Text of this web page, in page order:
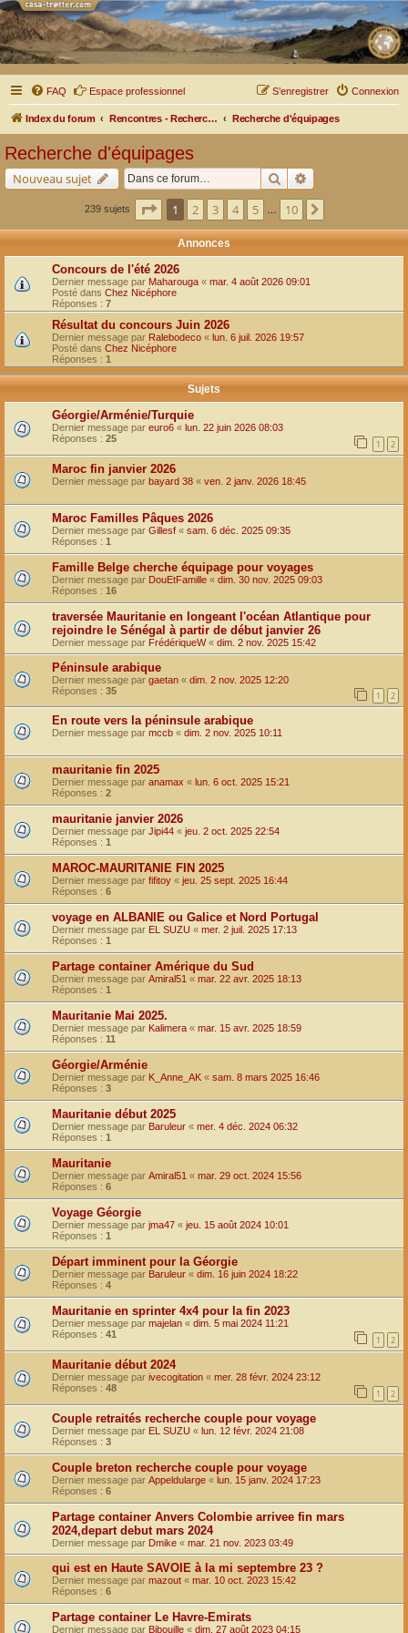
FAQ Espace professionnel Connexion
S’enregistrer
Index du forum Rencontres - Recherche d'équipages Recherche d'équipages
Recherche d'équipages
Nouveau sujet Rechercher
239 sujets Page sur10
1 2 3 4 5 10
Annonces
Concours de l'été 2026
Dernier message par Maharouga « mar. 4 août 2026 09:01
Posté dans Chez Nicéphore
Réponses : 7
Résultat du concours Juin 2026
Dernier message par Ralebodeco « lun. 6 juil. 2026 19:57
Posté dans Chez Nicéphore
Réponses : 1
Sujets
Géorgie/Arménie/Turquie
Dernier message par euro6 « lun. 22 juin 2026 08:03
Réponses : 25 1 2
Maroc fin janvier 2026
Dernier message par bayard 38 « ven. 2 janv. 2026 18:45
Maroc Familles Pâques 2026
Dernier message par Gillesf « sam. 6 déc. 2025 09:35
Réponses : 1
Famille Belge cherche équipage pour voyages
Dernier message par DouEtFamille « dim. 30 nov. 2025 09:03
Réponses : 16
traversée Mauritanie en longeant l'océan Atlantique pour
rejoindre le Sénégal à partir de début janvier 26
Dernier message par FrédériqueW« dim. 2 nov. 2025 15:42
Péninsule arabique
Dernier message par gaetan « dim. 2 nov. 2025 12:20
Réponses : 35 1 2
En route vers la péninsule arabique
Dernier message par mccb « dim. 2 nov. 2025 10:11
mauritanie fin 2025
Dernier message par anamax « lun. 6 oct. 2025 15:21
Réponses : 2
mauritanie janvier 2026
Dernier message par Jipi44 « jeu. 2 oct. 2025 22:54
Réponses : 1
MAROC-MAURITANIE FIN 2025
Dernier message par fifitoy « jeu. 25 sept. 2025 16:44
Réponses : 6
voyage en ALBANIE ou Galice et Nord Portugal
Dernier message par EL SUZU « mer. 2 juil. 2025 17:13
Réponses : 1
Partage container Amérique du Sud
Dernier message par Amiral51 « mar. 22 avr. 2025 18:13
Réponses : 1
Mauritanie Mai 2025.
Dernier message par Kalimera « mar. 15 avr. 2025 18:59
Réponses : 11
Géorgie/Arménie
Dernier message par K_Anne_AK « sam. 8 mars 2025 16:46
Réponses : 3
Mauritanie début 2025
Dernier message par Baruleur « mer. 4 déc. 2024 06:32
Réponses : 1
Mauritanie
Dernier message par Amiral51 « mar. 29 oct. 2024 15:56
Réponses : 6
Voyage Géorgie
Dernier message par jma47 « jeu. 15 août 2024 10:01
Réponses : 1
Départ imminent pour la Géorgie
Dernier message par Baruleur « dim. 16 juin 2024 18:22
Réponses : 4
Mauritanie en sprinter 4x4 pour la fin 2023
Dernier message par majelan « dim. 5 mai 2024 11:21
Réponses : 41 1 2
Mauritanie début 2024
Dernier message par ivecogitation « mer. 28 févr. 2024 23:12
Réponses : 48 1 2
Couple retraités recherche couple pour voyage
Dernier message par EL SUZU « lun. 12 févr. 2024 21:08
Réponses : 3
Couple breton recherche couple pour voyage
Dernier message par Appeldularge « lun. 15 janv. 2024 17:23
Réponses : 6
Partage container Anvers Colombie arrivee fin mars
2024,depart debut mars 2024
Dernier message par Dmike « mar. 21 nov. 2023 03:49
qui est en Haute SAVOIE à la mi septembre 23 ?
Dernier message par mazout « mar. 10 oct. 2023 15:42
Réponses : 6
Partage container Le Havre-Emirats
Dernier message par Bibouille « dim. 27 août 2023 04:15